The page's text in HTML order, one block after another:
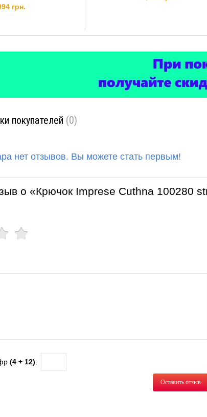
грн.
покупателей (0)
нет отзывов. Вы можете стать первым!
о «Крючок Imprese Cuthna 100280
(4 + 12):
Оставить отзыв